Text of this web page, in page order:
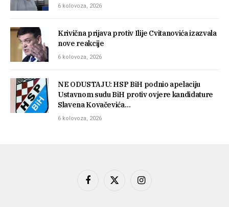
6 kolovoza, 2026
Krivična prijava protiv Ilije Cvitanovića izazvala
nove reakcije
6 kolovoza, 2026
NE ODUSTAJU: HSP BiH podnio apelaciju
Ustavnom sudu BiH protiv ovjere kandidature
Slavena Kovačevića…
6 kolovoza, 2026
Facebook
X
Instagram